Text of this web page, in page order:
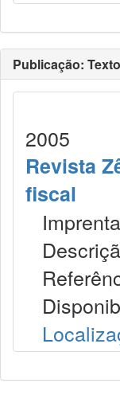
Publicação:
2005
Revista
fiscal